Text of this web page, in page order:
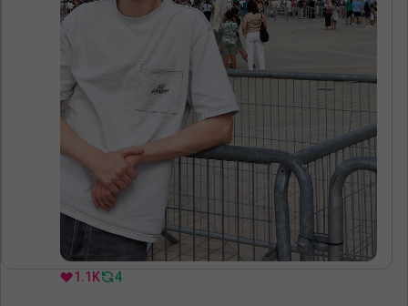
1.1K 4